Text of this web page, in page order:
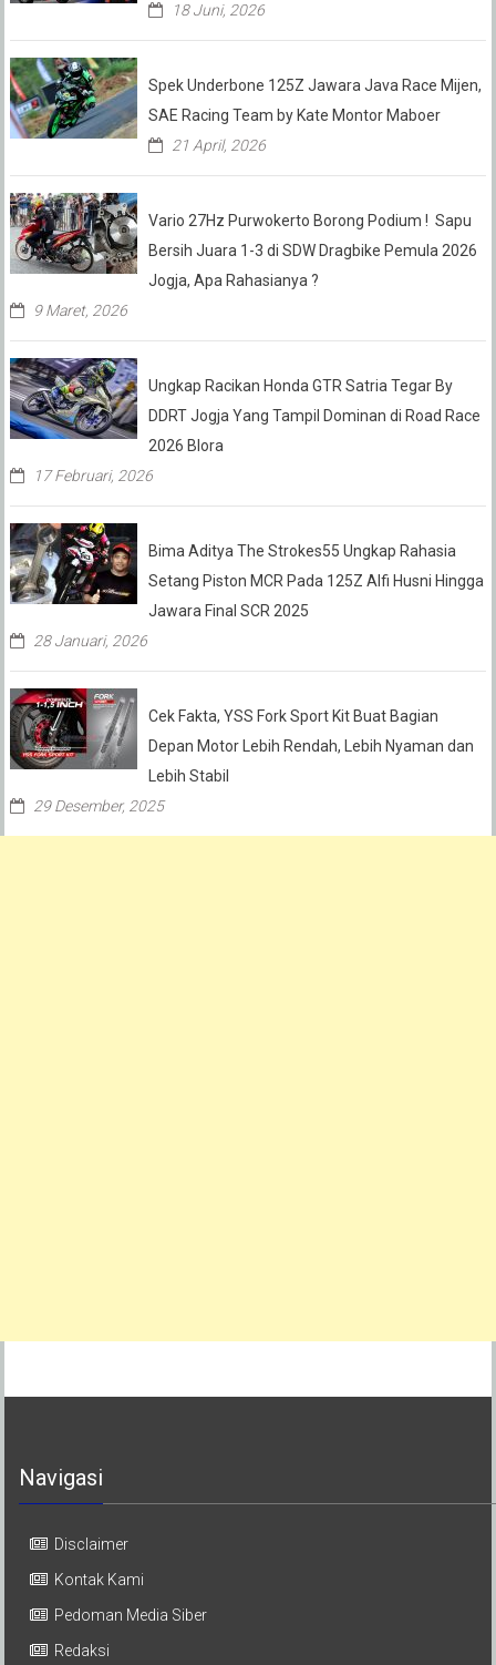
18 Juni, 2026
Spek Underbone 125Z Jawara Java Race Mijen,
SAE Racing Team by Kate Montor Maboer
21 April, 2026
Vario 27Hz Purwokerto Borong Podium ! Sapu
Bersih Juara 1-3 di SDW Dragbike Pemula 2026
Jogja, Apa Rahasianya ?
9 Maret, 2026
Ungkap Racikan Honda GTR Satria Tegar By
DDRT Jogja Yang Tampil Dominan di Road Race
2026 Blora
17 Februari, 2026
Bima Aditya The Strokes55 Ungkap Rahasia
Setang Piston MCR Pada 125Z Alfi Husni Hingga
Jawara Final SCR 2025
28 Januari, 2026
Cek Fakta, YSS Fork Sport Kit Buat Bagian
Depan Motor Lebih Rendah, Lebih Nyaman dan
Lebih Stabil
29 Desember, 2025
Navigasi
Disclaimer
Kontak Kami
Pedoman Media Siber
Redaksi